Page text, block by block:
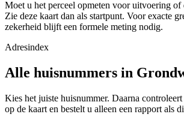
Moet u het perceel opmeten voor uitvoering of
Zie deze kaart dan als startpunt. Voor exacte
zekerheid blijft een formele meting nodig.
Adresindex
Alle huisnummers in
Kies het juiste huisnummer. Daarna
op de kaart en bestelt u alleen een rapport als